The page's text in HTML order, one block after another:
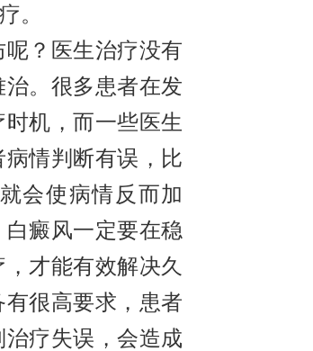
。
？医生治疗没有
。很多患者在发
机，而一些医生
情判断有误，比
会使病情反而加
癜风一定要在稳
才能有效解决久
很高要求，患者
疗失误，会造成